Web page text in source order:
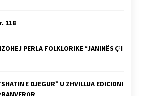
lufte: Çfarë shkruan
118
PERLA FOLKLORIKE “JANINËS Ç’I
E DJEGUR” U ZHVILLUA EDICIONI